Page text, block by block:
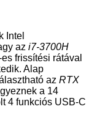
Intel
az i7-3700H
frissítési rátával
Alap
az RTX
a 14
4 funkciós USB-C